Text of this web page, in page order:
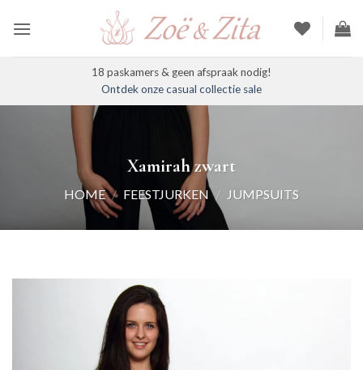
naar
18 paskamers & geen afspraak nodig!
Ontdek onze casual collectie sale
Xamirah zwart
HOME / FEESTJURKEN / JUMPSUITS